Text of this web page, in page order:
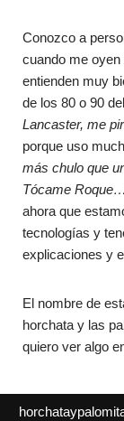
Conozco a
cuando me
entienden muy
de los 80 o 90
Lancaster, me
porque uso
más chulo que
Tócame
ahora que
tecnologías y
explicaciones y
El nombre de
horchata y las
quiero ver algo